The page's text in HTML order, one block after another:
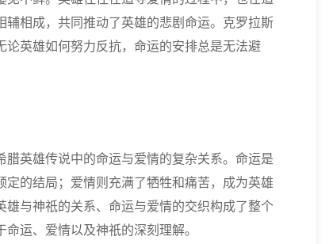
相成，共同推动了英雄的悲剧命运。克罗拉斯
英雄如何努力反抗，命运的安排总是无法避
英雄传说中的命运与爱情的复杂关系。命运是
的结局；爱情则充满了牺牲和痛苦，成为英雄
与神祇的关系、命运与爱情的交织构成了整个
运、爱情以及神祇的深刻理解。